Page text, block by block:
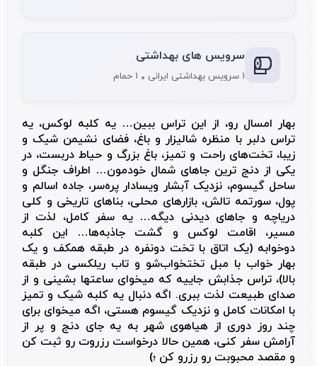
سرویس های بهداشتی
1 سرویس بهداشتی ایرانی 1 حمام
بهار امسال رو، از این تراس ببین… یه کلبه لوکس، یه
تراس دلبر با منظره شالیزار و باغ، فضای نشیمن شیک و
زیبا، تخت‌های راحت و تمیز، باغ بزرگ و حیاط دربست، در
یکی از دنج ترین جاهای شمال خودمون… اطراف جنگل و
ساحل گیسوم، نزدیک آبشار ویسادار پره‌سر، جاده اسالم و
پول، سورتمه تالش، بازارهای محلی، بناهای تاریخی و کلی
دریاچه و جاهای دیدنی دیگه… یه سفر کامل، لذت از
مسیر، اقامت لوکس و گشت جاذبه‌ها… این کلبه
دوخوابه (یک اتاق با تخت دونفره در طبقه همکف و یک
بهار خواب با مبل تختخواب‌شو و تاب ریلکسی در طبقه
بالا)، تراس جذابش جاییه که میخوای ساعتها بشینی و از
صدای طبیعت لذت ببری. اگه دنبال یه کلبه شیک و تمیز
با امکانات کامل و نزدیک گیسوم هستی، اگه میخوای برای
چند روز دوری از هیاهوی شهر به یه جای دنج و پر از
آرامش سفر کنی، همین حالا درخواست رزروت رو ثبت کن
و مقصد محبوبت رو رزرو کن ؛)